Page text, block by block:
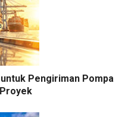
Pengiriman Pompa